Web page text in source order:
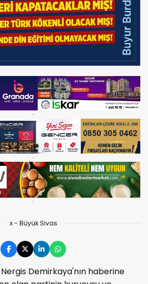
x - Büyük Sivas
Demirkaya'nın haberine